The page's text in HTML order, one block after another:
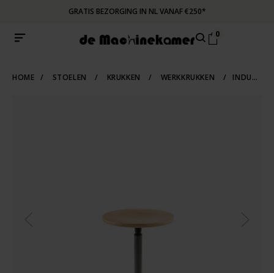
GRATIS BEZORGING IN NL VANAF €250*
0
HOME / STOELEN / KRUKKEN / WERKKRUKKEN / INDUSTRIËLE DESIGN KRUK JOPS